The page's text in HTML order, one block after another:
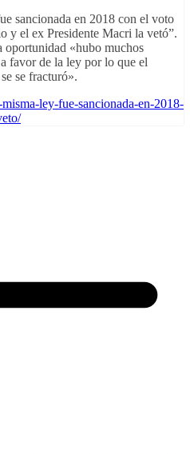
sancionada en 2018 con el voto
y el ex Presidente Macri la vetó”.
oportunidad «hubo muchos
favor de la ley por lo que el
se fracturó».
ley-fue-sancionada-en-2018-